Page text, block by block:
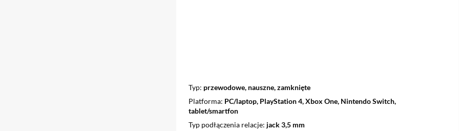
Typ przewodowe, nauszne, zamknięte
Platforma PC/laptop, PlayStation 4, Xbox One, Nintendo Switch,
tablet/smartfon
Typ podłączenia relacje jack 3,5 mm